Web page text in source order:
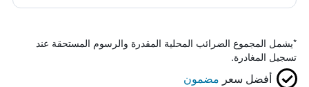
*يشمل المجموع الضرائب المحلية المقدرة والرسوم المستحقة عند
تسجيل المغادرة.
أفضل سعر مضمون